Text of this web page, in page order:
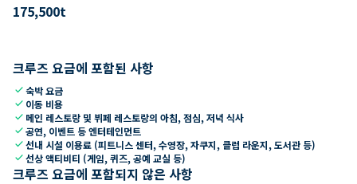
175,500t
크루즈 요금에 포함된 사항
check숙박 요금
check 이동 비용
check 메인 레스토랑 및 뷔페 레스토랑의 아침, 점심, 저녁 식사
check공연, 이벤트 등 엔터테인먼트
check선내 시설 이용료 (피트니스 센터, 수영장, 자쿠지, 클럽 라운지, 도서관 등)
check선상 액티비티 (게임, 퀴즈, 공예 교실 등)
크루즈 요금에 포함되지 않은 사항